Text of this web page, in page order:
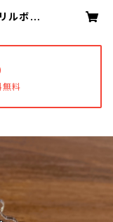
ルボー
無料